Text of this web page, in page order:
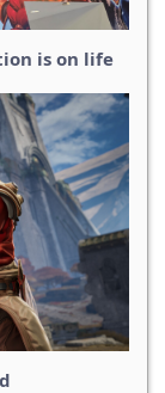
is on life